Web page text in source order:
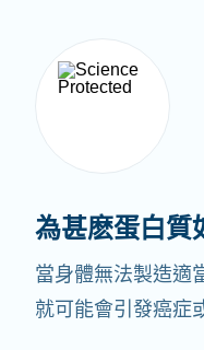
為甚麽蛋白質
當身體無法製造適
就可能會引發癌症